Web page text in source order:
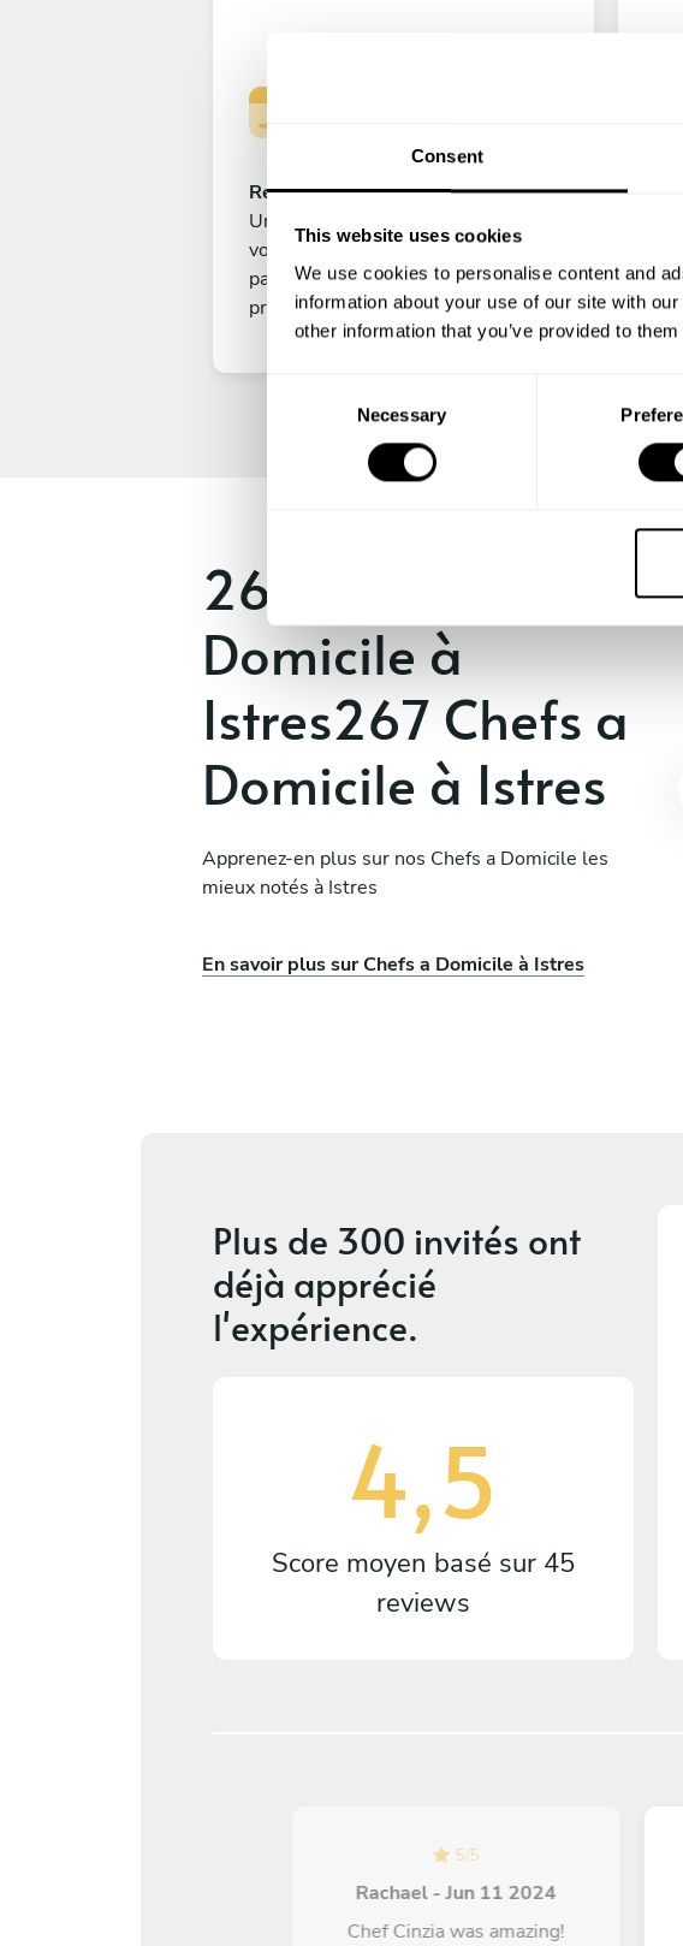
Consent
This website uses cookies
We use cookies to personalise content and
information about your use of our site with
other information that you’ve provided to
S
e
e
o
Necessary
Réservez votre expérience
Une fois que vous êtes satisfait de
votre choix, soumettez votre
paiement pour sécuriser votre chef
privé.
267 Chefs a
Domicile à
Istres267 Chefs a
Domicile à Istres
Apprenez-en plus sur nos Chefs a Domicile les
mieux notés à Istres
En savoir plus sur Chefs a Domicile à Istres
Samih Ahmed
5 • 8 services
Plus de 300 invités ont
déjà apprécié
l'expérience.
4,5
Score moyen basé sur 45
reviews
5/5
Rachael - Jun 11 2024
Chef Cinzia was amazing!